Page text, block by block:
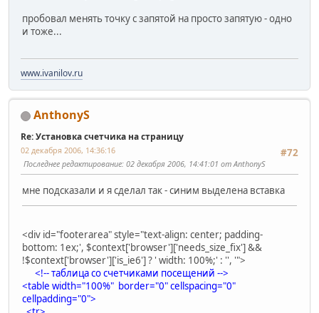
пробовал менять точку с запятой на просто запятую - одно
и тоже...
www.ivanilov.ru
AnthonyS
Re: Установка счетчика на страницу
#72
02 декабря 2006, 14:36:16
Последнее редактирование: 02 декабря 2006, 14:41:01 от AnthonyS
мне подсказали и я сделал так - синим выделена вставка
<div id="footerarea" style="text-align: center; padding-
bottom: 1ex;', $context['browser']['needs_size_fix'] &&
!$context['browser']['is_ie6'] ? ' width: 100%;' : '', '">
<!-- таблица со счетчиками посещений -->
<table width="100%" border="0" cellspacing="0"
cellpadding="0">